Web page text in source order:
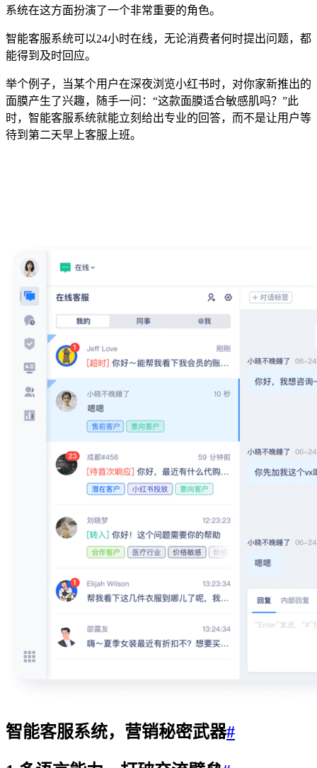
系统在这方面扮演了一个非常重要的角色。
智能客服系统可以24小时在线，无论消费者何时提出问题，都
能得到及时回应。
举个例子，当某个用户在深夜浏览小红书时，对你家新推出的
面膜产生了兴趣，随手一问：“这款面膜适合敏感肌吗？”此
时，智能客服系统就能立刻给出专业的回答，而不是让用户等
待到第二天早上客服上班。
智能客服系统，营销秘密武器#